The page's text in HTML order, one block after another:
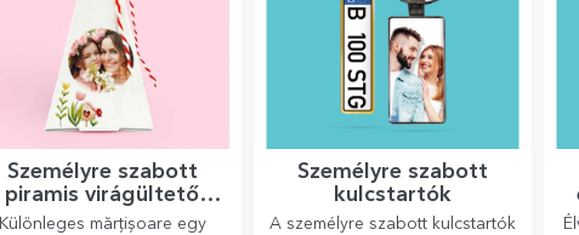
Személyre szabott
piramis virágültető
készletek
Különleges mărțișoare egy
Személyre szabott
kulcstartók
A személyre szabott kulcstartók